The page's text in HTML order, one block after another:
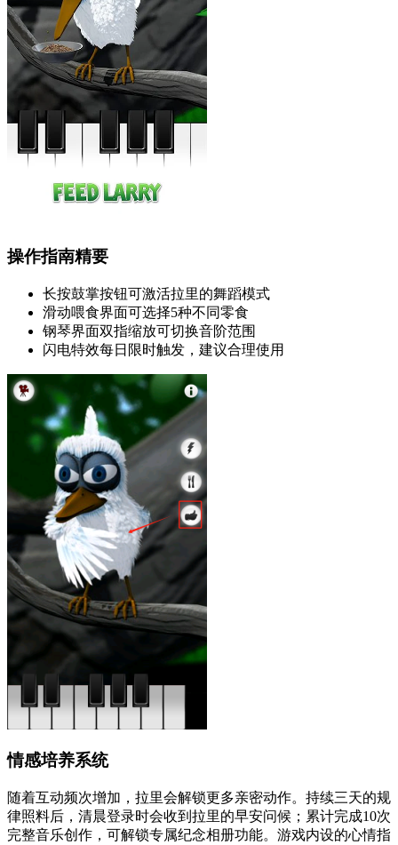
操作指南精要
长按鼓掌按钮可激活拉里的舞蹈模式
滑动喂食界面可选择5种不同零食
钢琴界面双指缩放可切换音阶范围
闪电特效每日限时触发，建议合理使用
情感培养系统
随着互动频次增加，拉里会解锁更多亲密动作。持续三天的规
律照料后，清晨登录时会收到拉里的早安问候；累计完成10次
完整音乐创作，可解锁专属纪念相册功能。游戏内设的心情指